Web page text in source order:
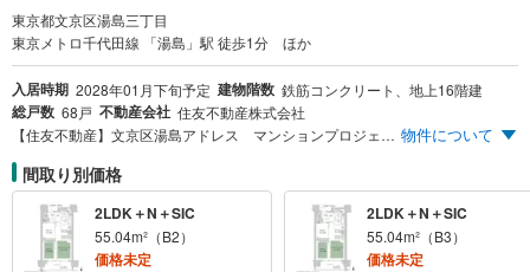
東京都文京区湯島三丁目
東京メトロ千代田線 「湯島」駅 徒歩1分 ほか
入居時期 2028年01月下旬予定 建物階数 鉄筋コンクリート、地上16階建
総戸数 68戸 不動産会社 住友不動産株式会社
【住友不動産】文京区湯島アドレス マンションプロジェクト 東京メトロ千代田線「湯島」駅徒歩1分。山手線も徒歩圏に。「上野」駅徒歩9分・「御徒町」駅徒歩7分。 物件について
間取り別価格
2LDK＋N＋SIC
55.04m²（B2）
価格未定
2LDK＋N＋SIC
55.04m²（B3）
価格未定